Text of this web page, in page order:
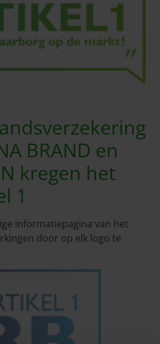
BRAND en
kregen het
1
informatiepagina van het
door op elk logo te